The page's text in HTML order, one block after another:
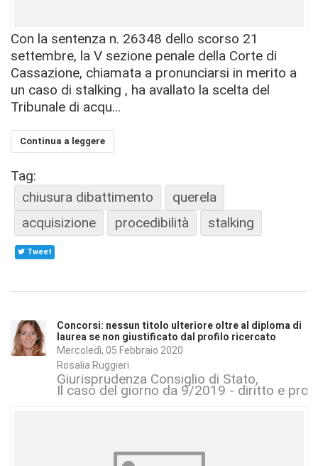
Con la sentenza n. 26348 dello scorso 21
settembre, la V sezione penale della Corte di
Cassazione, chiamata a pronunciarsi in merito a
un caso di stalking , ha avallato la scelta del
Tribunale di acqu...
Continua a leggere
Tag:
chiusura dibattimento
querela
acquisizione
procedibilità stalking
Tweet
Concorsi: nessun titolo ulteriore oltre al diploma di
laurea se non giustificato dal profilo ricercato
Mercoledì, 05 Febbraio 2020
Rosalia Ruggieri
Giurisprudenza Consiglio di Stato
Il caso del giorno da 9/2019 - diritto e